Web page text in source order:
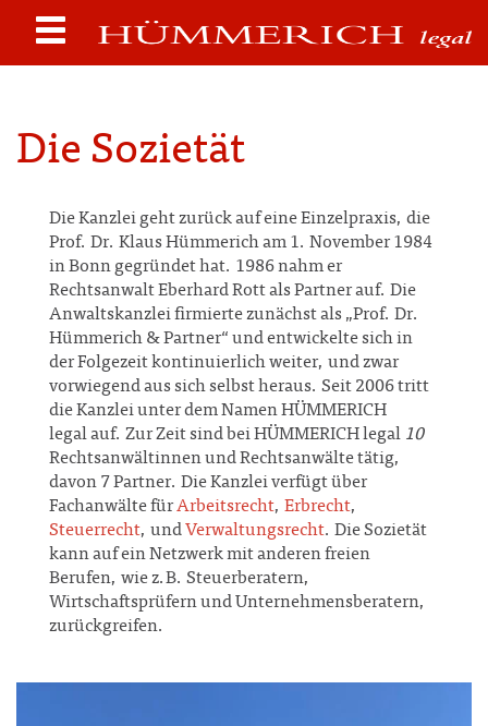
Die Sozietät
Die Kanzlei geht zurück auf eine Einzelpraxis, die
Prof. Dr. Klaus Hümmerich am 1. November 1984
in Bonn gegründet hat. 1986 nahm er
Rechtsanwalt Eberhard Rott als Partner auf. Die
Anwaltskanzlei firmierte zunächst als „Prof. Dr.
Hümmerich & Partner“ und entwickelte sich in
der Folgezeit kontinuierlich weiter, und zwar
vorwiegend aus sich selbst heraus. Seit 2006 tritt
die Kanzlei unter dem Namen HÜMMERICH
legal auf. Zur Zeit sind bei HÜMMERICH legal 10
Rechtsanwältinnen und Rechtsanwälte tätig,
davon 7 Partner. Die Kanzlei verfügt über
Fachanwälte fürArbeitsrecht, Erbrecht,
Steuerrecht, und Verwaltungsrecht. Die Sozietät
kann auf ein Netzwerk mit anderen freien
Berufen, wie z.B. Steuerberatern,
Wirtschaftsprüfern und Unternehmensberatern,
zurückgreifen.